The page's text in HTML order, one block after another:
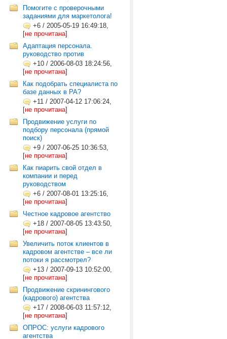
Помогите с проверочными
заданиями для маркетолога!
+6 / 2005-05-19 16:49:18,
[не прочитана]
Адаптация персонала.
руководство против
+10 / 2006-08-03 18:24:56,
[не прочитана]
Как подобрать специалиста по
базе данных в РА?
+11 / 2007-04-12 17:06:24,
[не прочитана]
Продвижение услуги по
подбору персонала (прямой
поиск)
+9 / 2007-06-25 10:36:53,
[не прочитана]
Как пиарить свой отдел в
компании и перед
руководством
+6 / 2007-08-01 13:25:16,
[не прочитана]
Честное кадровое агентство
+18 / 2007-08-05 13:43:50,
[не прочитана]
Увеличить поток клиентов в
кадровом агентстве – все ли
потоки я рассмотрел?
+13 / 2007-09-13 10:52:00,
[не прочитана]
Продвижение скринингового
(кадрового) агентства
+17 / 2008-06-03 11:57:12,
[не прочитана]
ОПРОС: услуги кадрового
агентства